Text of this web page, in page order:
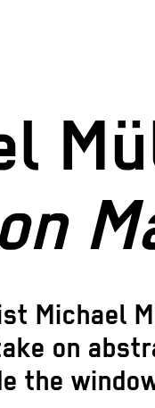
Michael
on
the